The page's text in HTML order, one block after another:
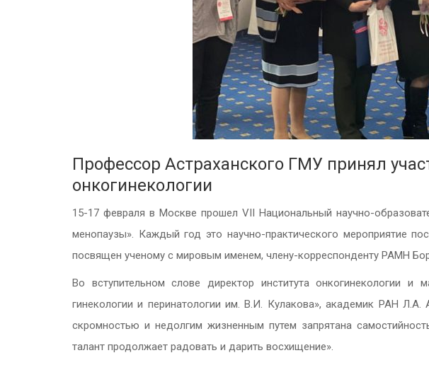
Профессор Астраханского ГМУ принял
онкогинекологии
15-17 февраля в Москве прошел VII Национальный научно-
менопаузы». Каждый год это научно-практического мероприятие
посвящен ученому с мировым именем, члену-корреспонденту РАМН
Во вступительном слове директор института онкогинекологии
гинекологии и перинатологии им. В.И. Кулакова», академик РАН
скромностью и недолгим жизненным путем запрятана
талант продолжает радовать и дарить восхищение».